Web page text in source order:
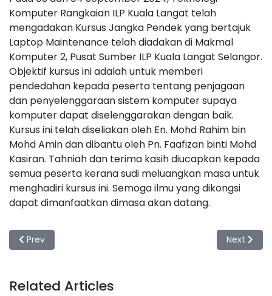
Komputer Rangkaian ILP Kuala Langat telah
mengadakan Kursus Jangka Pendek yang bertajuk
Laptop Maintenance telah diadakan di Makmal
Komputer 2, Pusat Sumber ILP Kuala Langat Selangor.
Objektif kursus ini adalah untuk memberi
pendedahan kepada peserta tentang penjagaan
dan penyelenggaraan sistem komputer supaya
komputer dapat diselenggarakan dengan baik.
Kursus ini telah diseliakan oleh En. Mohd Rahim bin
Mohd Amin dan dibantu oleh Pn. Faafizan binti Mohd
Kasiran. Tahniah dan terima kasih diucapkan kepada
semua peserta kerana sudi meluangkan masa untuk
menghadiri kursus ini. Semoga ilmu yang dikongsi
dapat dimanfaatkan dimasa akan datang.
Previous article: Kursus Jangka Pendek Architecture
Prev Next
Next
Related Articles